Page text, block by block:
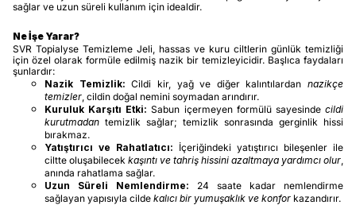
sağlar ve uzun süreli kullanım için idealdir.
Ne İşe Yarar?
SVR Topialyse Temizleme Jeli, hassas ve kuru ciltlerin günlük temizliği
için özel olarak formüle edilmiş nazik bir temizleyicidir. Başlıca faydaları
şunlardır:
Nazik Temizlik: Cildi kir, yağ ve diğer kalıntılardan nazikçe
temizler , cildin doğal nemini soymadan arındırır.
Kuruluk Karşıtı Etki: Sabun içermeyen formülü sayesindecildi
kurutmadan temizlik sağlar; temizlik sonrasında gerginlik hissi
bırakmaz.
Yatıştırıcı ve Rahatlatıcı: İçeriğindeki yatıştırıcı bileşenler ile
ciltte oluşabilecek kaşıntı ve tahriş hissini azaltmaya yardımcı olur
anında rahatlama sağlar.
Uzun Süreli Nemlendirme: 24 saate kadar nemlendirme
sağlayan yapısıyla cilde kalıcı bir yumuşaklık ve konfor kazandırır.